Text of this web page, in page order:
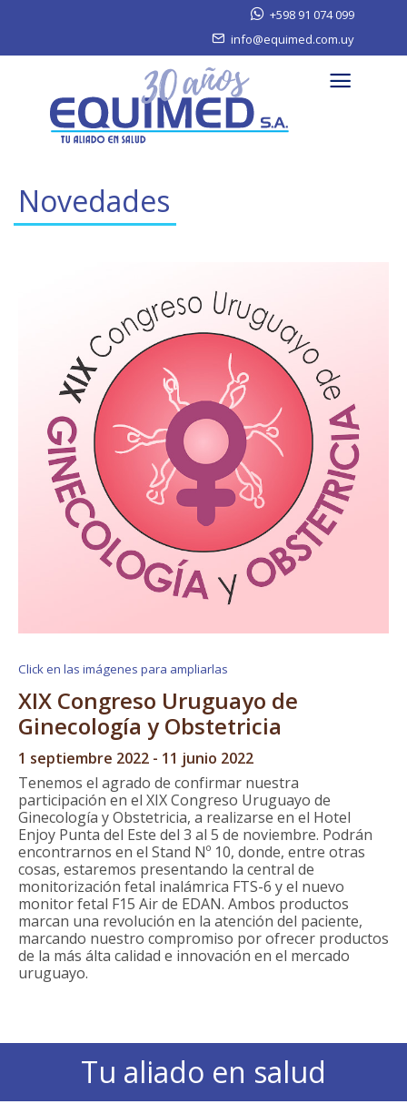
+598 91 074 099
info@equimed.com.uy
Novedades
Click en las imágenes para ampliarlas
XIX Congreso Uruguayo de
Ginecología y Obstetricia
1 septiembre 2022 - 11 junio 2022
Tenemos el agrado de confirmar nuestra
participación en el XIX Congreso Uruguayo de
Ginecología y Obstetricia, a realizarse en el Hotel
Enjoy Punta del Este del 3 al 5 de noviembre. Podrán
encontrarnos en el Stand Nº 10, donde, entre otras
cosas, estaremos presentando la central de
monitorización fetal inalámrica FTS-6 y el nuevo
monitor fetal F15 Air de EDAN. Ambos productos
marcan una revolución en la atención del paciente,
marcando nuestro compromiso por ofrecer productos
de la más álta calidad e innovación en el mercado
uruguayo.
Tu aliado en salud